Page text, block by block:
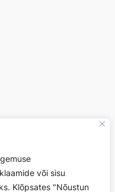
või sisu
Klõpsates "Nõustun